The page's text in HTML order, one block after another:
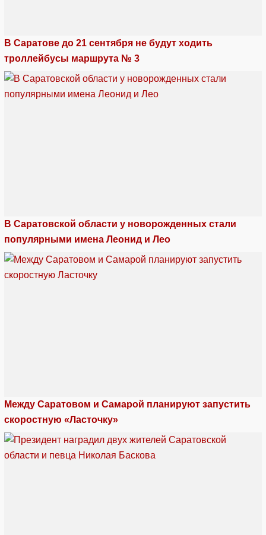
В Саратове до 21 сентября не будут ходить
троллейбусы маршрута № 3
В Саратовской области у новорожденных стали
популярными имена Леонид и Лео
Между Саратовом и Самарой планируют запустить
скоростную «Ласточку»